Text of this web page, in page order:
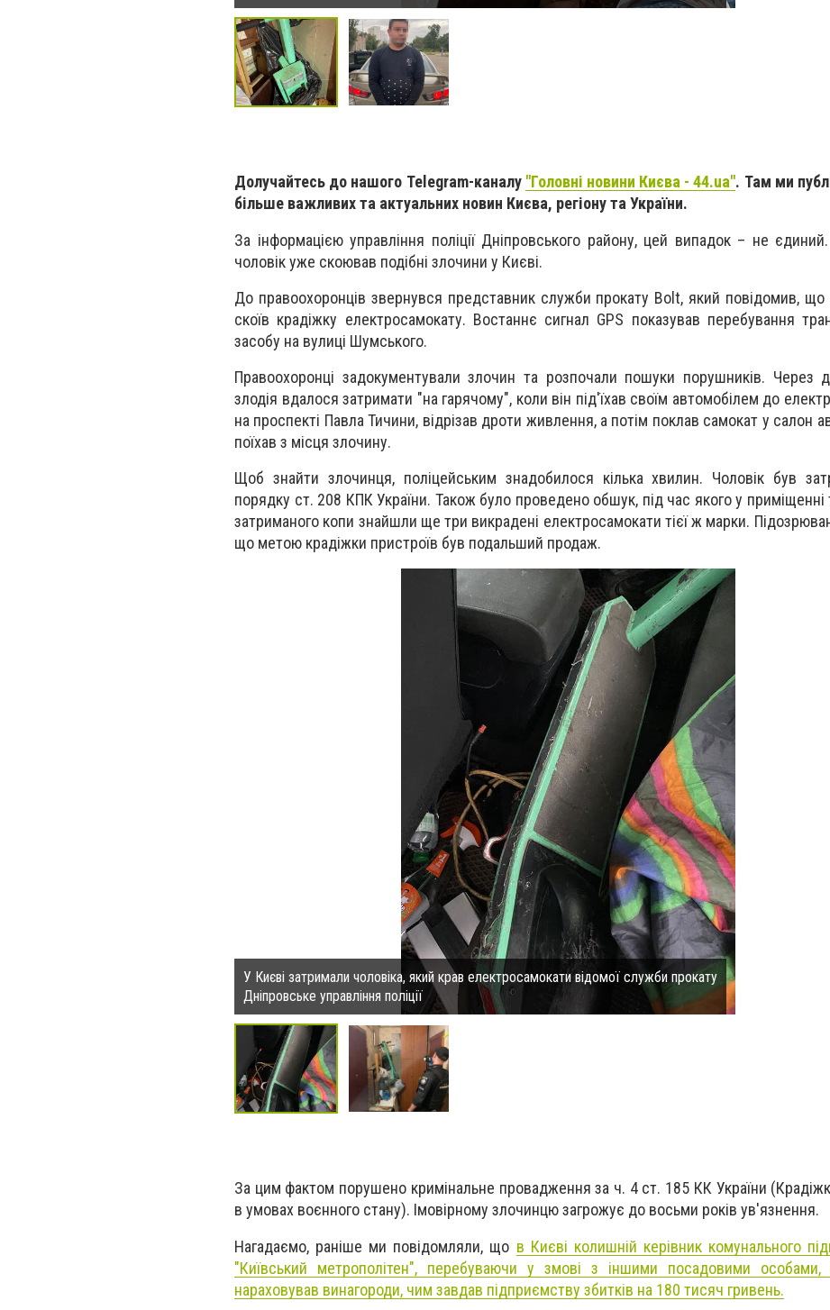
Долучайтесь до нашого Telegram-каналу "Головні новини Києва - 44.ua". Там ми
більше важливих та актуальних новин Києва, регіону та України.
За інформацією управління поліції Дніпровського району, цей випадок – не
чоловік уже скоював подібні злочини у Києві.
До правоохоронців звернувся представник служби прокату Bolt, який повідомив, що
скоїв крадіжку електросамокату. Востаннє сигнал GPS показував перебування
засобу на вулиці Шумського.
Правоохоронці задокументували злочин та розпочали пошуки порушників. Через
злодія вдалося затримати "на гарячому", коли він під'їхав своїм автомобілем до
на проспекті Павла Тичини, відрізав дроти живлення, а потім поклав самокат у салон
поїхав з місця злочину.
Щоб знайти злочинця, поліцейським знадобилося кілька хвилин. Чоловік був
порядку ст. 208 КПК України. Також було проведено обшук, під час якого у приміщенні
затриманого копи знайшли ще три викрадені електросамокати тієї ж марки.
що метою крадіжки пристроїв був подальший продаж.
У Києві затримали чоловіка, який крав електросамокати відомої служби прокату
Дніпровське управління поліції
За цим фактом порушено кримінальне провадження за ч. 4 ст. 185 КК України
в умовах воєнного стану). Імовірному злочинцю загрожує до восьми років ув'язнення.
Нагадаємо, раніше ми повідомляли, що в Києві колишній керівник комунального
"Київський метрополітен", перебуваючи у змові з іншими посадовими особами,
нараховував винагороди, чим завдав підприємству збитків на 180 тисяч гривень.